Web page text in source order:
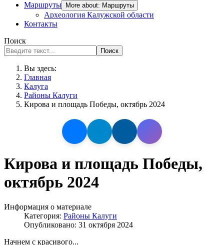
Маршруты
More about: Маршруты
Археология Калужской области
Контакты
Поиск
Поиск
Вы здесь:
Главная
Калуга
Районы Калуги
Кирова и площадь Победы, октябрь 2024
Кирова и площадь Победы,
октябрь 2024
Информация о материале
Категория: Районы Калуги
Опубликовано: 31 октября 2024
Начнем с красивого...